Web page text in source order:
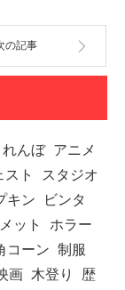
の記事
んぼ アニメ
ト
スタジオ
キン
ビンタ
ット
ホラー
コーン 制服
画 木登り
歴